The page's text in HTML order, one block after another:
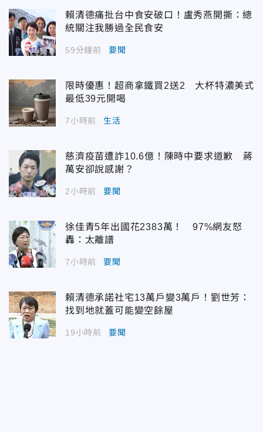
賴清德痛批台中食安破口！盧秀燕開撕：總
統關注我勝過全民食安
59分鐘前 要聞
限時優惠！超商拿鐵買2送2 大杯特濃美式
最低39元開喝
7小時前 生活
慈濟疫苗遭詐10.6億！陳時中要求道歉 蔣
萬安卻說感謝？
2小時前 要聞
徐佳青5年出國花2383萬！ 97%網友怒
轟：太離譜
7小時前 要聞
賴清德承諾社宅13萬戶變3萬戶！劉世芳：
找到地就蓋可能變空餘屋
19小時前 要聞